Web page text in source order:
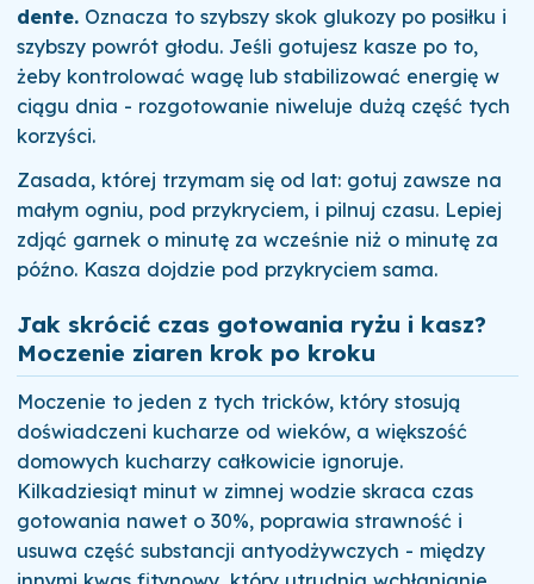
dente.Oznacza to szybszy skok glukozy po posiłku i
szybszy powrót głodu. Jeśli gotujesz kasze po to,
żeby kontrolować wagę lub stabilizować energię w
ciągu dnia - rozgotowanie niweluje dużą część tych
korzyści.
Zasada, której trzymam się od lat: gotuj zawsze na
małym ogniu, pod przykryciem, i pilnuj czasu. Lepiej
zdjąć garnek o minutę za wcześnie niż o minutę za
późno. Kasza dojdzie pod przykryciem sama.
Jak skrócić czas gotowania ryżu i kasz?
Moczenie ziaren krok po kroku
Moczenie to jeden z tych tricków, który stosują
doświadczeni kucharze od wieków, a większość
domowych kucharzy całkowicie ignoruje.
Kilkadziesiąt minut w zimnej wodzie skraca czas
gotowania nawet o 30%, poprawia strawność i
usuwa część substancji antyodżywczych - między